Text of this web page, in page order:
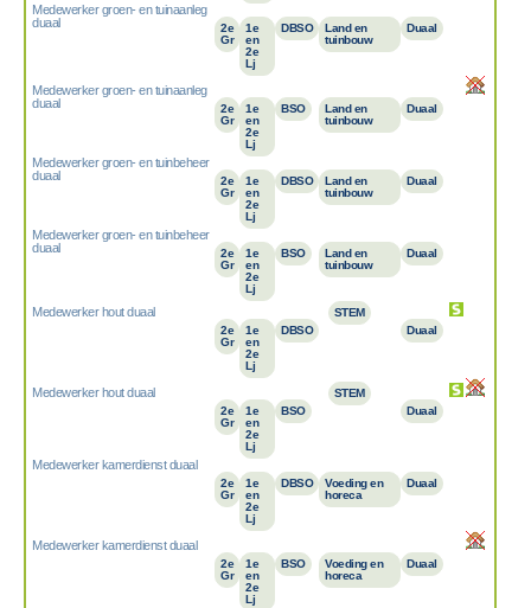
Medewerker groen- en tuinaanleg
duaal
2e
Gr
1e
en
2e
Lj
DBSO
Land en
tuinbouw
Duaal
Medewerker groen- en tuinaanleg
duaal
2e
Gr
1e
en
2e
Lj
BSO
Land en
tuinbouw
Duaal
Medewerker groen- en tuinbeheer
duaal
2e
Gr
1e
en
2e
Lj
DBSO
Land en
tuinbouw
Duaal
Medewerker groen- en tuinbeheer
duaal
2e
Gr
1e
en
2e
Lj
BSO
Land en
tuinbouw
Duaal
Medewerker hout duaal
2e
Gr
1e
en
2e
Lj
DBSO
STEM
Duaal
Medewerker hout duaal
2e
Gr
1e
en
2e
Lj
BSO
STEM
Duaal
Medewerker kamerdienst duaal
2e
Gr
1e
en
2e
Lj
DBSO
Voeding en
horeca
Duaal
Medewerker kamerdienst duaal
2e
Gr
1e
en
2e
Lj
BSO
Voeding en
horeca
Duaal